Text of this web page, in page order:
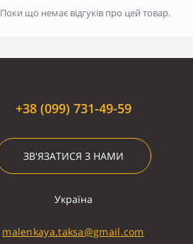
Поки що немає відгуків про цей товар.
+38 (099) 731-49-59
ЗВ'ЯЗАТИСЯ З НАМИ
Україна
malenkaya.taksa@gmail.com